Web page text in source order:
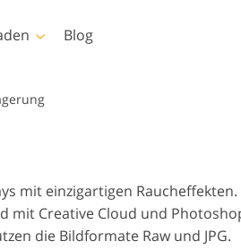
Fotobearbeitung
Video-Overlays
Blog
mit einzigartigen Raucheffekten.
mit Creative Cloud und
die Bildformate Raw und JPG.